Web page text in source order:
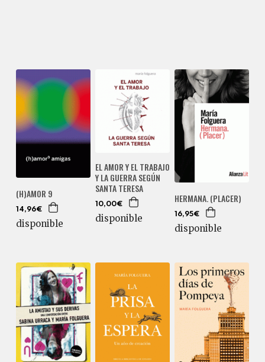
(H)AMOR 9
14,96€
disponible
EL AMOR Y EL TRABAJO
Y LA GUERRA SEGÚN
SANTA TERESA
10,00€
disponible
HERMANA. (PLACER)
16,95€
disponible